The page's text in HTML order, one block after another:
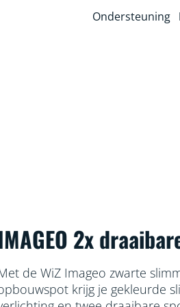
Ondersteuning
2x
de WiZ Imageo zwarte
krijg je gekleurde